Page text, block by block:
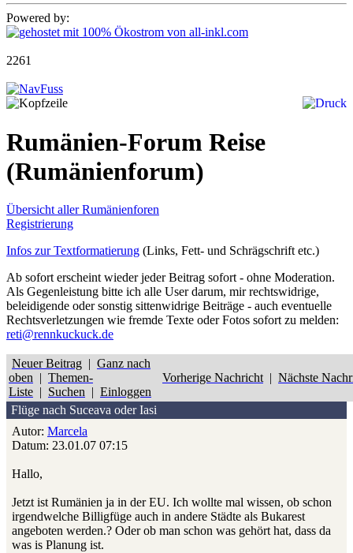
Powered by:
2261
Rumänien-Forum Reise
(Rumänienforum)
Übersicht aller Rumänienforen
Registrierung
Infos zur Textformatierung (Links, Fett- und Schrägschrift etc.)
Ab sofort erscheint wieder jeder Beitrag sofort - ohne Moderation.
Als Gegenleistung bitte ich alle User darum, mir rechtswidrige,
beleidigende oder sonstig sittenwidrige Beiträge - auch eventuelle
Rechtsverletzungen wie fremde Texte oder Fotos sofort zu melden:
reti@rennkuckuck.de
Neuer Beitrag | Ganz nach
oben | Themen-
Liste | Suchen | Einloggen
Vorherige Nachricht | Nächste
Flüge nach Suceava oder Iasi
Autor: Marcela
Datum: 23.01.07 07:15
Hallo,
Jetzt ist Rumänien ja in der EU. Ich wollte mal wissen, ob schon
irgendwelche Billigfüge auch in andere Städte als Bukarest
angeboten werden.? Oder ob man schon was gehört hat, dass da
was is Planung ist.